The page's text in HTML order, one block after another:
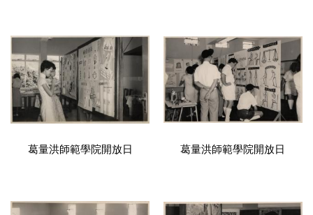
葛量洪師範學院開放日 葛量洪師範學院開放日